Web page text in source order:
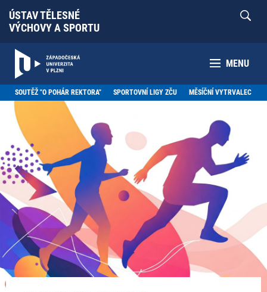
ÚSTAV TĚLESNÉ
VÝCHOVY A SPORTU
MENU
SOUTĚŽ "O POHÁR REKTORA" SPORTOVNÍ LIGY ZČU MĚSÍČNÍ VYTRVALEC